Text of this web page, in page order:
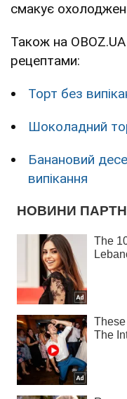
смакує
Також на
рецептами:
Торт без
Шоколадний
Банановий
випікання